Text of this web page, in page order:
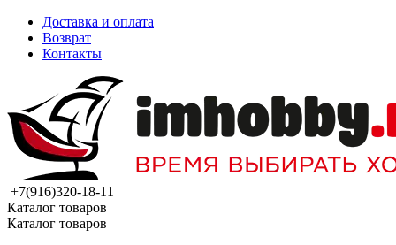
Доставка и оплата
Возврат
Контакты
+7(916)320-18-11
Каталог товаров
Каталог товаров